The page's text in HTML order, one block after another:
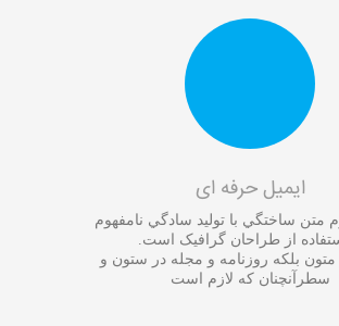
ایمیل حرفه ای
متن ساختگي با توليد سادگي نامفهوم
از طراحان گرافيک است.
متون بلکه روزنامه و مجله در ستون و
سطرآنچنان که لازم است